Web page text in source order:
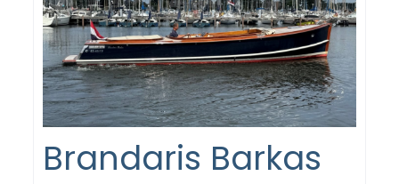
Brandaris Barkas